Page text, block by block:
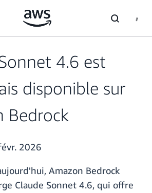
4.6 est
disponible sur
Bedrock
2026
Amazon Bedrock
Claude Sonnet 4.6, qui offre